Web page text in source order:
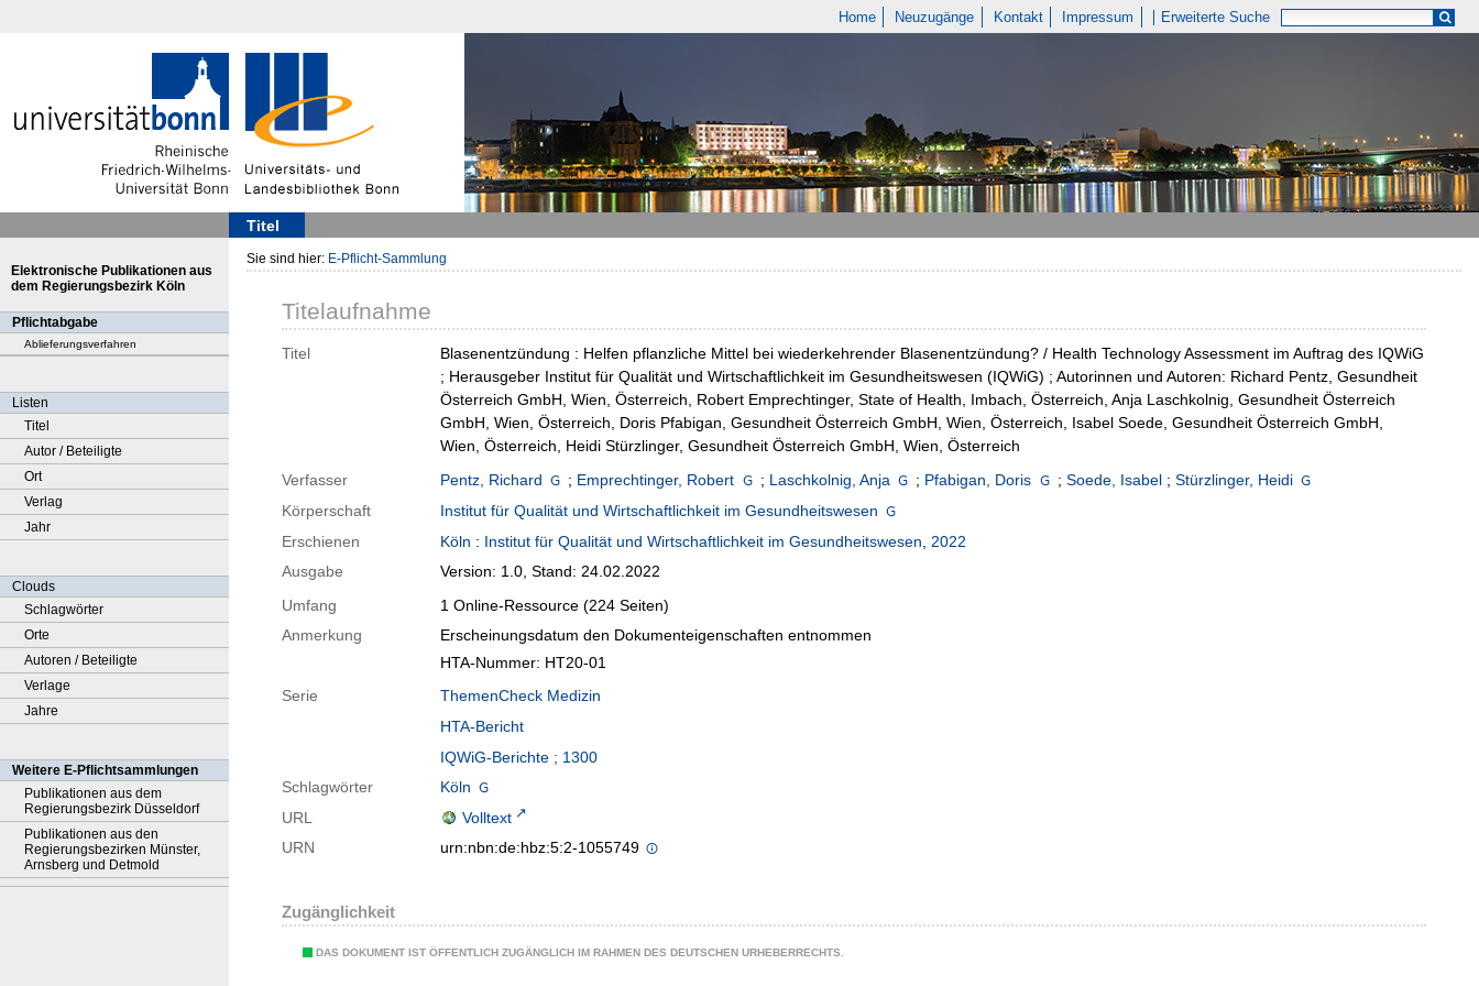
Home Neuzugänge Kontakt Impressum Erweiterte Suche
Titel
Elektronische Publikationen aus
dem Regierungsbezirk Köln
Pflichtabgabe
Ablieferungsverfahren
Listen
Titel
Autor / Beteiligte
Ort
Verlag
Jahr
Clouds
Schlagwörter
Orte
Autoren / Beteiligte
Verlage
Jahre
Weitere E-Pflichtsammlungen
Publikationen aus dem
Regierungsbezirk Düsseldorf
Publikationen aus den
Regierungsbezirken Münster,
Arnsberg und Detmold
Sie sind hier: E-Pflicht-Sammlung
Titelaufnahme
Titel
Blasenentzündung : Helfen pflanzliche Mittel bei wiederkehrender Blasenentzündung? / Health Technology Assessment im Auftrag des IQWiG
; Herausgeber Institut für Qualität und Wirtschaftlichkeit im Gesundheitswesen (IQWiG) ; Autorinnen und Autoren: Richard Pentz, Gesundheit
Österreich GmbH, Wien, Österreich, Robert Emprechtinger, State of Health, Imbach, Österreich, Anja Laschkolnig, Gesundheit Österreich
GmbH, Wien, Österreich, Doris Pfabigan, Gesundheit Österreich GmbH, Wien, Österreich, Isabel Soede, Gesundheit Österreich GmbH,
Wien, Österreich, Heidi Stürzlinger, Gesundheit Österreich GmbH, Wien, Österreich
Verfasser
Pentz, Richard ; Emprechtinger, Robert ; Laschkolnig, Anja ; Pfabigan, Doris ; Soede, Isabel; Stürzlinger, Heidi
Körperschaft
Institut für Qualität und Wirtschaftlichkeit im Gesundheitswesen
Erschienen
Köln : Institut für Qualität und Wirtschaftlichkeit im Gesundheitswesen, 2022
Ausgabe
Version: 1.0, Stand: 24.02.2022
Umfang
1 Online-Ressource (224 Seiten)
Anmerkung
Erscheinungsdatum den Dokumenteigenschaften entnommen
HTA-Nummer: HT20-01
Serie
ThemenCheck Medizin
HTA-Bericht
IQWiG-Berichte ; 1300
Schlagwörter
Köln
URL
Volltext
URN
urn:nbn:de:hbz:5:2-1055749
Zugänglichkeit
DAS DOKUMENT IST ÖFFENTLICH ZUGÄNGLICH IM RAHMEN DES DEUTSCHEN URHEBERRECHTS.